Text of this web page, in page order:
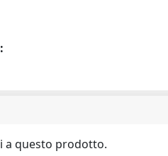
a questo prodotto.